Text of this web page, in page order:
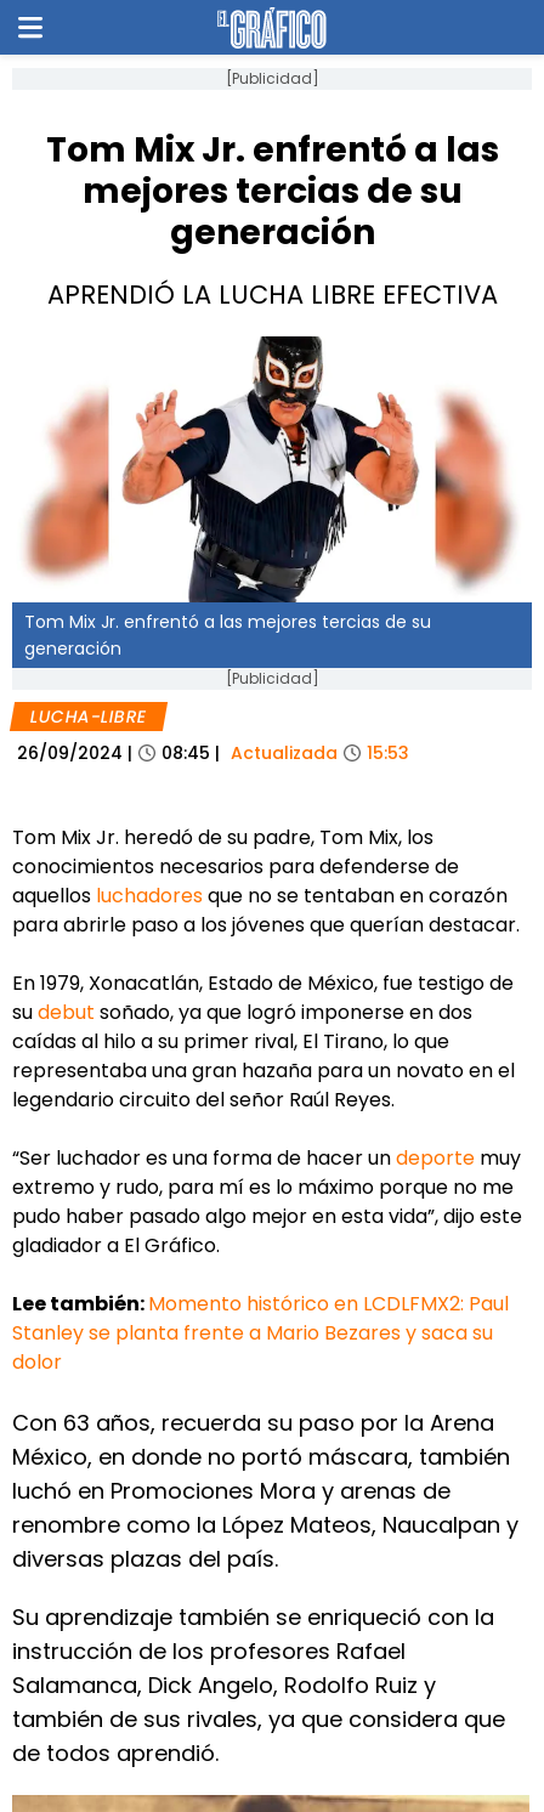
[Publicidad]
Tom Mix Jr. enfrentó a las
mejores tercias de su
generación
APRENDIÓ LA LUCHA LIBRE EFECTIVA
Tom Mix Jr. enfrentó a las mejores tercias de su
generación
[Publicidad]
LUCHA-LIBRE
26/09/2024 | 08:45 | Actualizada 15:53
Tom Mix Jr. heredó de su padre, Tom Mix, los
conocimientos necesarios para defenderse de
aquellos luchadoresque no se tentaban en corazón
para abrirle paso a los jóvenes que querían destacar.
En 1979, Xonacatlán, Estado de México, fue testigo de
sudebut soñado, ya que logró imponerse en dos
caídas al hilo a su primer rival, El Tirano, lo que
representaba una gran hazaña para un novato en el
legendario circuito del señor Raúl Reyes.
“Ser luchador es una forma de hacer undeporte muy
extremo y rudo, para mí es lo máximo porque no me
pudo haber pasado algo mejor en esta vida”, dijo este
gladiador a El Gráfico.
Lee también:Momento histórico en LCDLFMX2: Paul
Stanley se planta frente a Mario Bezares y saca su
dolor
Con 63 años, recuerda su paso por la Arena
México, en donde no portó máscara, también
luchó en Promociones Mora y arenas de
renombre como la López Mateos, Naucalpan y
diversas plazas del país.
Su aprendizaje también se enriqueció con la
instrucción de los profesores Rafael
Salamanca, Dick Angelo, Rodolfo Ruiz y
también de sus rivales, ya que considera que
de todos aprendió.